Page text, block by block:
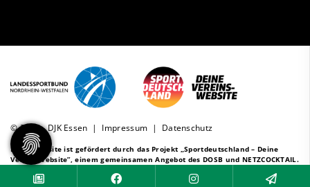
© 2026 - DJK Essen | Impressum | Datenschutz
Diese Website ist gefördert durch das Projekt
„Sportdeutschland – Deine
Vereinswebsite”, einem gemeinsamen Angebot des DOSB und NETZCOCKTAIL.